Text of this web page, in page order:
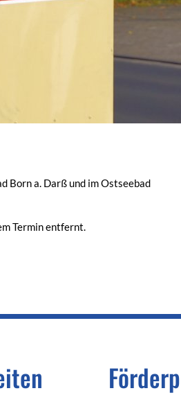
Born a. Darß und im Ostseebad
Termin entfernt.